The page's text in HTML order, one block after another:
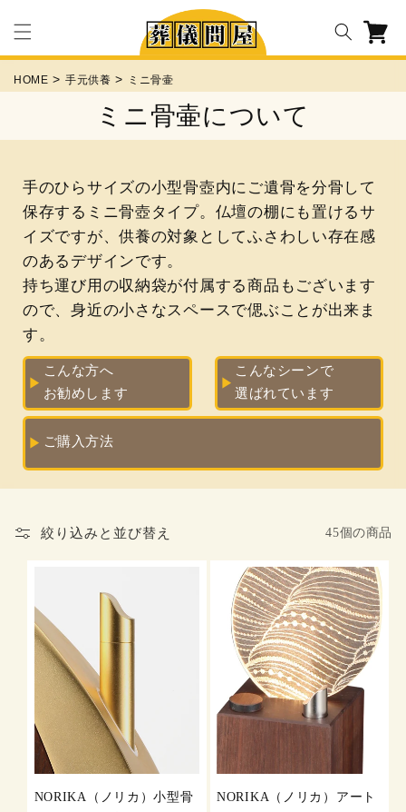
コンテ
ンツに
ー
ト
HOME 手元供養 ミニ骨壷
ミニ骨壷について
⼿のひらサイズの⼩型⾻壺内にご遺⾻を分⾻して
保存するミニ⾻壺タイプ。仏壇の棚にも置けるサ
イズですが、供養の対象としてふさわしい存在感
のあるデザインです。
持ち運び⽤の収納袋が付属する商品もございます
ので、⾝近の⼩さなスペースで偲ぶことが出来ま
す。
こんな方へ
お勧めします
こんなシーンで
選ばれています
ご購入方法
絞り込みと並び替え 45個の商品
NORIKA（ノリカ）小型骨
NORIKA（ノリカ）アート